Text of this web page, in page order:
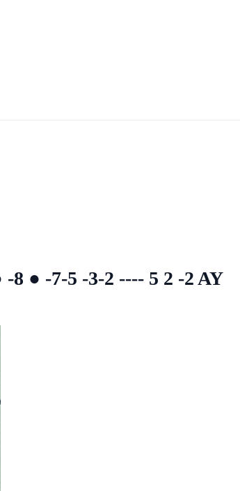
● -7-5 -3-2 ---- 5 2 -2 AY